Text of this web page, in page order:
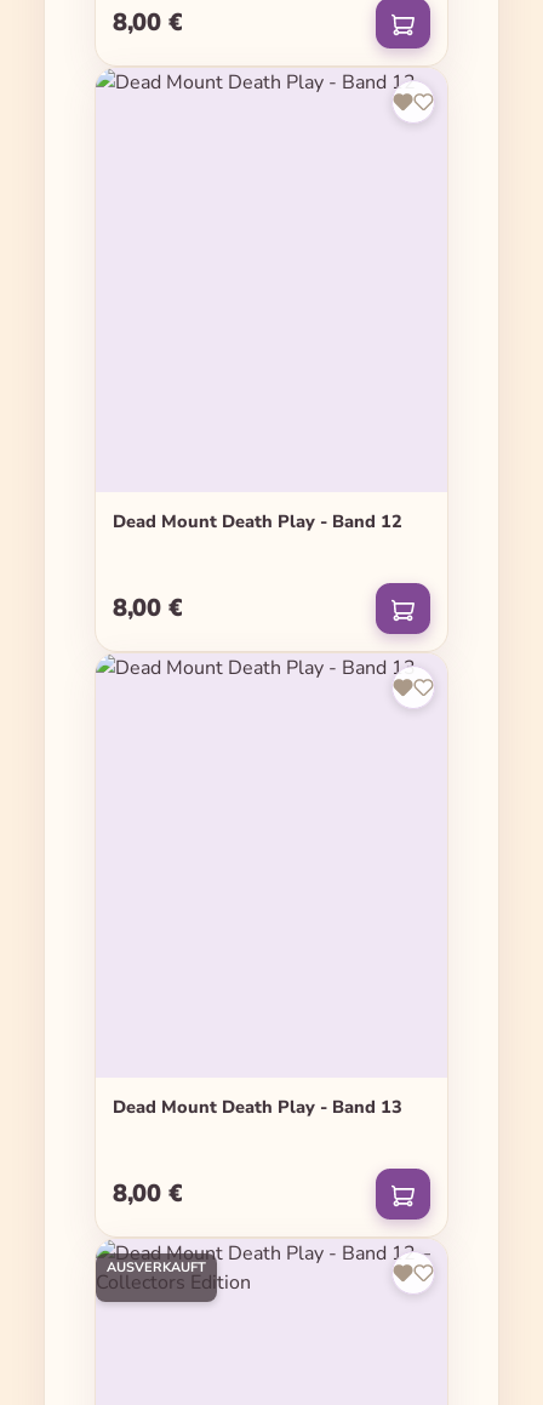
Regulärer Preis:
8,00 €
Dead Mount Death Play - Band 12
Regulärer Preis:
8,00 €
Dead Mount Death Play - Band 13
Regulärer Preis:
8,00 €
AUSVERKAUFT